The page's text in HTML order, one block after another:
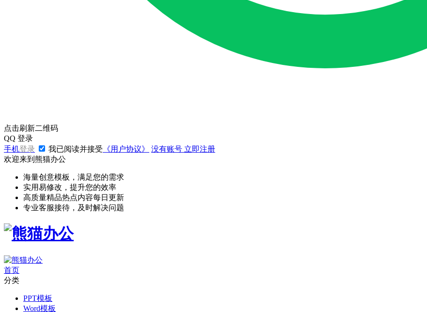
点击刷新二维码
QQ 登录
手机登录 我已阅读并接受 《用户协议》 没有账号 立即注册
欢迎来到熊猫办公
海量创意模板，满足您的需求
实用易修改，提升您的效率
高质量精品热点内容每日更新
专业客服接待，及时解决问题
首页
分类
PPT模板
Word模板